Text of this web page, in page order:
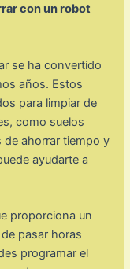
con un robot
se ha convertido
años. Estos
para limpiar de
como suelos
de ahorrar tiempo y
ayudarte a
proporciona un
pasar horas
programar el